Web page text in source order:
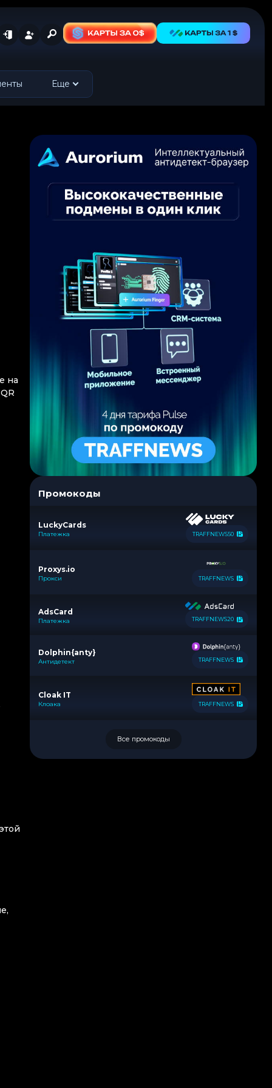
Еще
на
Промокоды
LuckyCards
Платежка TRAFFNEWS50
Proxys.io
Прокси TRAFFNEWS
AdsCard
Платежка TRAFFNEWS20
Dolphin{anty}
Антидетект TRAFFNEWS
Cloak IT
Клоака TRAFFNEWS
Все промокоды